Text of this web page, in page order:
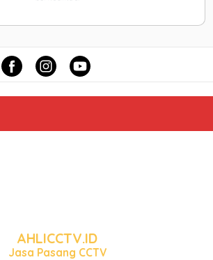
AHLICCTV.ID
Jasa Pasang CCTV